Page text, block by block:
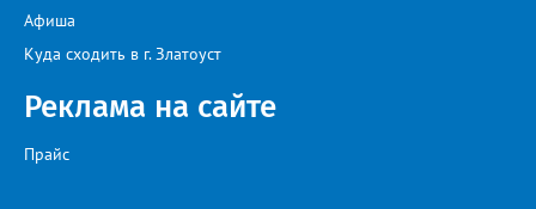
Афиша
Куда сходить в г. Златоуст
Реклама на сайте
Прайс